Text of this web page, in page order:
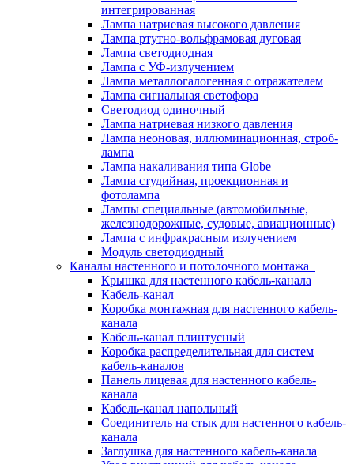
интегрированная
Лампа натриевая высокого давления
Лампа ртутно-вольфрамовая дуговая
Лампа светодиодная
Лампа с УФ-излучением
Лампа металлогалогенная с отражателем
Лампа сигнальная светофора
Светодиод одиночный
Лампа натриевая низкого давления
Лампа неоновая, иллюминационная, строб-
лампа
Лампа накаливания типа Globe
Лампа студийная, проекционная и
фотолампа
Лампы специальные (автомобильные,
железнодорожные, судовые, авиационные)
Лампа с инфракрасным излучением
Модуль светодиодный
Каналы настенного и потолочного монтажа
Крышка для настенного кабель-канала
Кабель-канал
Коробка монтажная для настенного кабель-
канала
Кабель-канал плинтусный
Коробка распределительная для систем
кабель-каналов
Панель лицевая для настенного кабель-
канала
Кабель-канал напольный
Соединитель на стык для настенного кабель-
канала
Заглушка для настенного кабель-канала